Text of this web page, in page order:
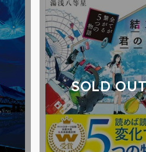
SOLD